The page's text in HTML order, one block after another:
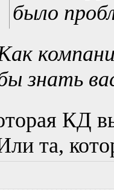
было
знать
КД
та,